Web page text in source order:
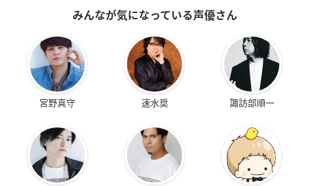
みんなが気になっている声優さん
宮野真守 速水奨 諏訪部順一